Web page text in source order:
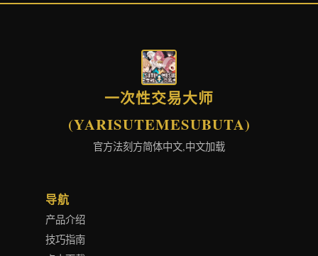
一次性交易大师
(YARISUTEMESUBUTA)
官方法刻方简体中文,中文加载
导航
产品介绍
技巧指南